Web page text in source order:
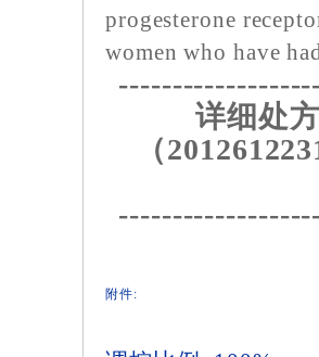
progesterone
women who have
详细处
（
附件: